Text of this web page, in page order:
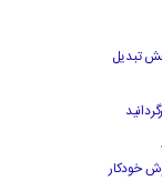
تبدیل
خودکار